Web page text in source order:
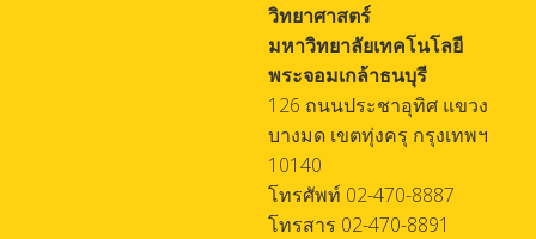
วิทยาศาสตร์
มหาวิทยาลัยเทคโนโลยี
พระจอมเกล้าธนบุรี
126 ถนนประชาอุทิศ แขวง
บางมด เขตทุ่งครุ กรุงเทพฯ
10140
โทรศัพท์ 02-470-8887
โทรสาร 02-470-8891